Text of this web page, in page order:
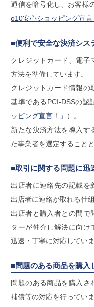
通信を暗号化し、お客様
o10安心ショッピング宣言
■便利で安全な決済シス
クレジットカード、電子
方法を準備しています。
クレジットカード情報の
基準であるPCI-DSSの認
ッピング宣言！」 ）。
新たな決済方法を導入す
た事業者を選定すること
■取引に関する問題に迅
出店者に連絡先の記載を
出店者に連絡が取れる仕
出店者と購入者との間で
ターが仲介し解決に向け
迅速・丁寧に対応していま
■問題のある商品を購入
問題のある商品を購入さ
補償等の対応を行っていま